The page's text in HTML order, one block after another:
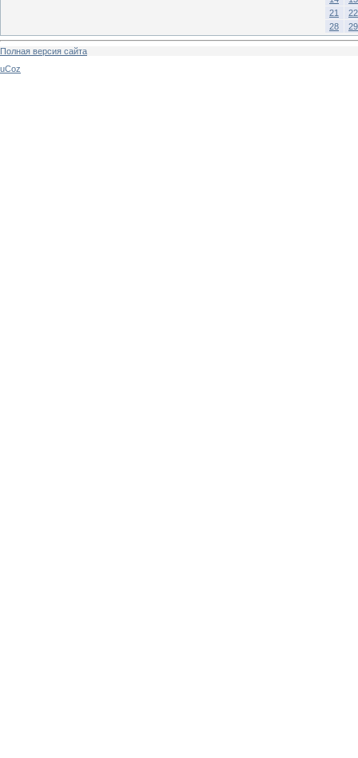
21
22
28
29
Полная версия сайта
uCoz